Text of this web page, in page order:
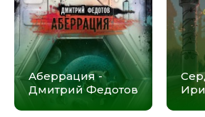
Аберрация -
Дмитрий Федотов